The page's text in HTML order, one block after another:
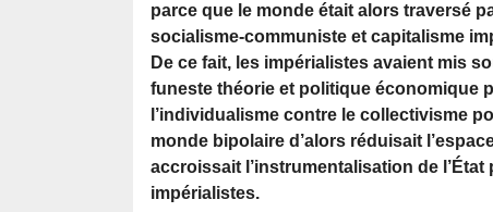
parce que le monde était alors traversé
socialisme-communiste et capitalisme
De ce fait, les impérialistes avaient mis
funeste théorie et politique économique
l’individualisme contre le collectivisme
monde bipolaire d’alors réduisait
accroissait l’instrumentalisation de
impérialistes.